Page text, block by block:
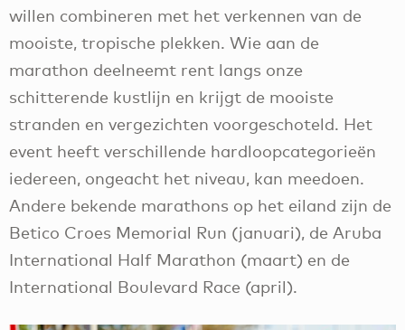
willen combineren met het verkennen van de
mooiste, tropische plekken. Wie aan de
marathon deelneemt rent langs onze
schitterende kustlijn en krijgt de mooiste
stranden en vergezichten voorgeschoteld. Het
event heeft verschillende hardloopcategorieën
iedereen, ongeacht het niveau, kan meedoen.
Andere bekende marathons op het eiland zijn de
Betico Croes Memorial Run (januari), de Aruba
International Half Marathon (maart) en de
International Boulevard Race (april).